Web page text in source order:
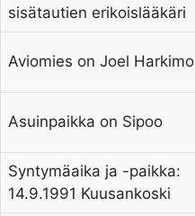
sisätautien erikoislääkäri
Aviomies on Joel Harkimo
Asuinpaikka on Sipoo
Syntymäaika ja -paikka:
14.9.1991 Kuusankoski